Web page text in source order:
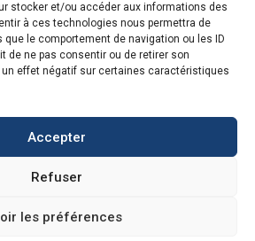
stocker et/ou accéder aux informations des
à ces technologies nous permettra de
le comportement de navigation ou les ID
de ne pas consentir ou de retirer son
effet négatif sur certaines caractéristiques
Accepter
Refuser
les préférences
8h – 12h
8h – 17h30
8h – 17h30
droits réservés – Réalisé par